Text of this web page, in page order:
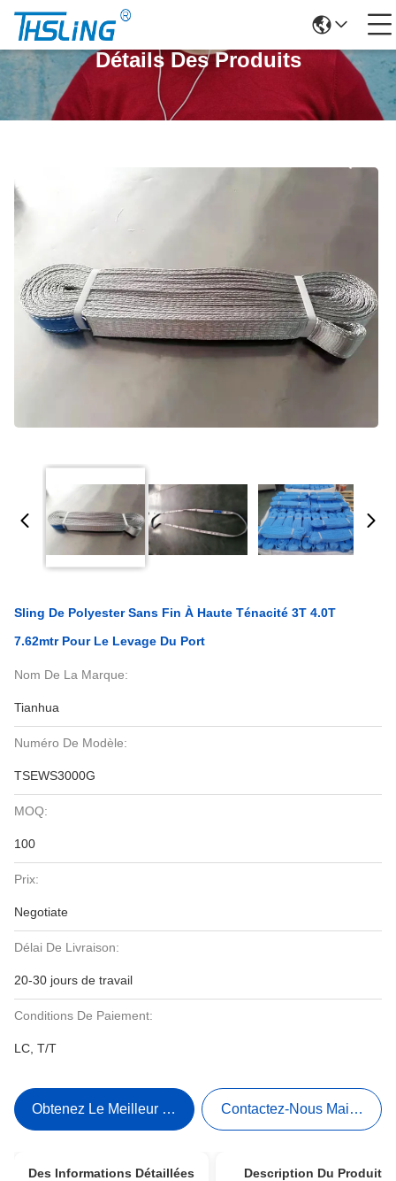
Détails Des Produits
Sling De Polyester Sans Fin À Haute Ténacité 3T 4.0T
7.62mtr Pour Le Levage Du Port
Nom De La Marque:
Tianhua
Numéro De Modèle:
TSEWS3000G
MOQ:
100
Prix:
Negotiate
Délai De Livraison:
20-30 jours de travail
Conditions De Paiement:
LC, T/T
Obtenez Le Meilleur Prix Contactez-Nous Maintenant
Des Informations Détaillées Description Du Produit